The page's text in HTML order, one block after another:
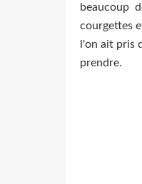
beaucoup
courgettes
l'on ait pris
prendre.